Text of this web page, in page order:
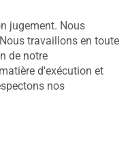
jugement. Nous
travaillons en toute
de notre
d'exécution et
nos